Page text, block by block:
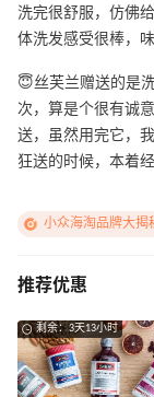
洗完很舒服，仿佛
体洗发感受很棒，
😇丝芙兰赠送的是
次，算是个很有诚
送，虽然用完它，
狂送的时候，本着
小众海淘品牌大揭
推荐优惠
剩余：3天13小时